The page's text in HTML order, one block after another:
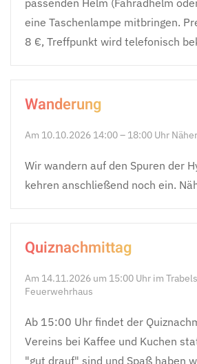
passenden Helm (Fahradhelm
eine Taschenlampe mitbringen.
8 €, Treffpunkt wird telefonisch
Wanderung
Am 10.10.2026 14:00 – 18:00 Uhr
Wir wandern auf den Spuren der
kehren anschließend noch ein.
Quiznachmittag
Am 14.11.2026 um 15:00 Uhr im
Feuerwehrhaus
Ab 15:00 Uhr findet der
Vereins bei Kaffee und Kuchen
"gut drauf" sind und Spaß haben